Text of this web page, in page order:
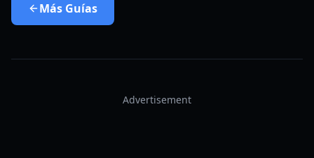
Más Guías
Advertisement